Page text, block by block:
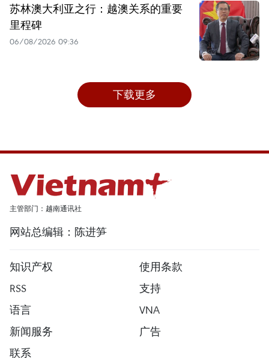
苏林澳大利亚之行：越澳关系的重要
里程碑
06/08/2026 09:36
下载更多
主管部门：越南通讯社
网站总编辑：陈进笋
知识产权
使用条款
RSS
支持
语言
VNA
新闻服务
广告
联系